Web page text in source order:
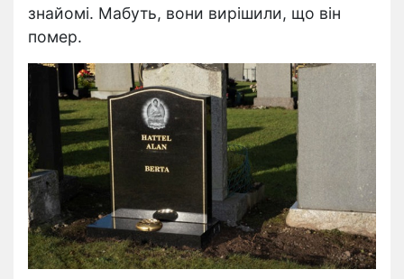
знайомі. Мабуть, вони вирішили, що він
помер.